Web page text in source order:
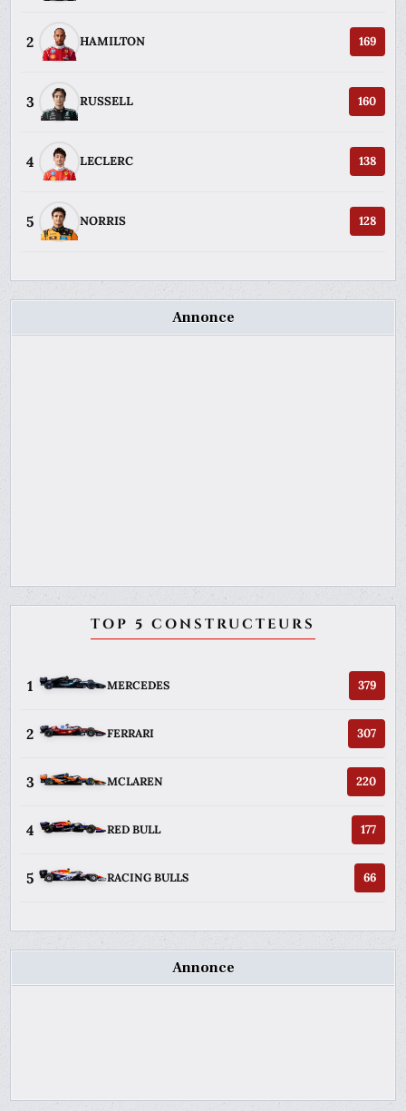
2 HAMILTON 169
3 RUSSELL 160
4 LECLERC 138
5 NORRIS 128
Annonce
TOP 5 CONSTRUCTEURS
1 MERCEDES 379
2 FERRARI 307
3 MCLAREN 220
4 RED BULL 177
5 RACING BULLS 66
Annonce